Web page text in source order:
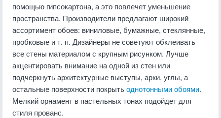
помощью гипсокартона, а это повлечет уменьшение
пространства. Производители предлагают широкий
ассортимент обоев: виниловые, бумажные, стеклянные,
пробковые и т. п. Дизайнеры не советуют обклеивать
все стены материалом с крупным рисунком. Лучше
акцентировать внимание на одной из стен или
подчеркнуть архитектурные выступы, арки, углы, а
остальные поверхности покрытьоднотонными обоями.
Мелкий орнамент в пастельных тонах подойдет для
стиля прованс.